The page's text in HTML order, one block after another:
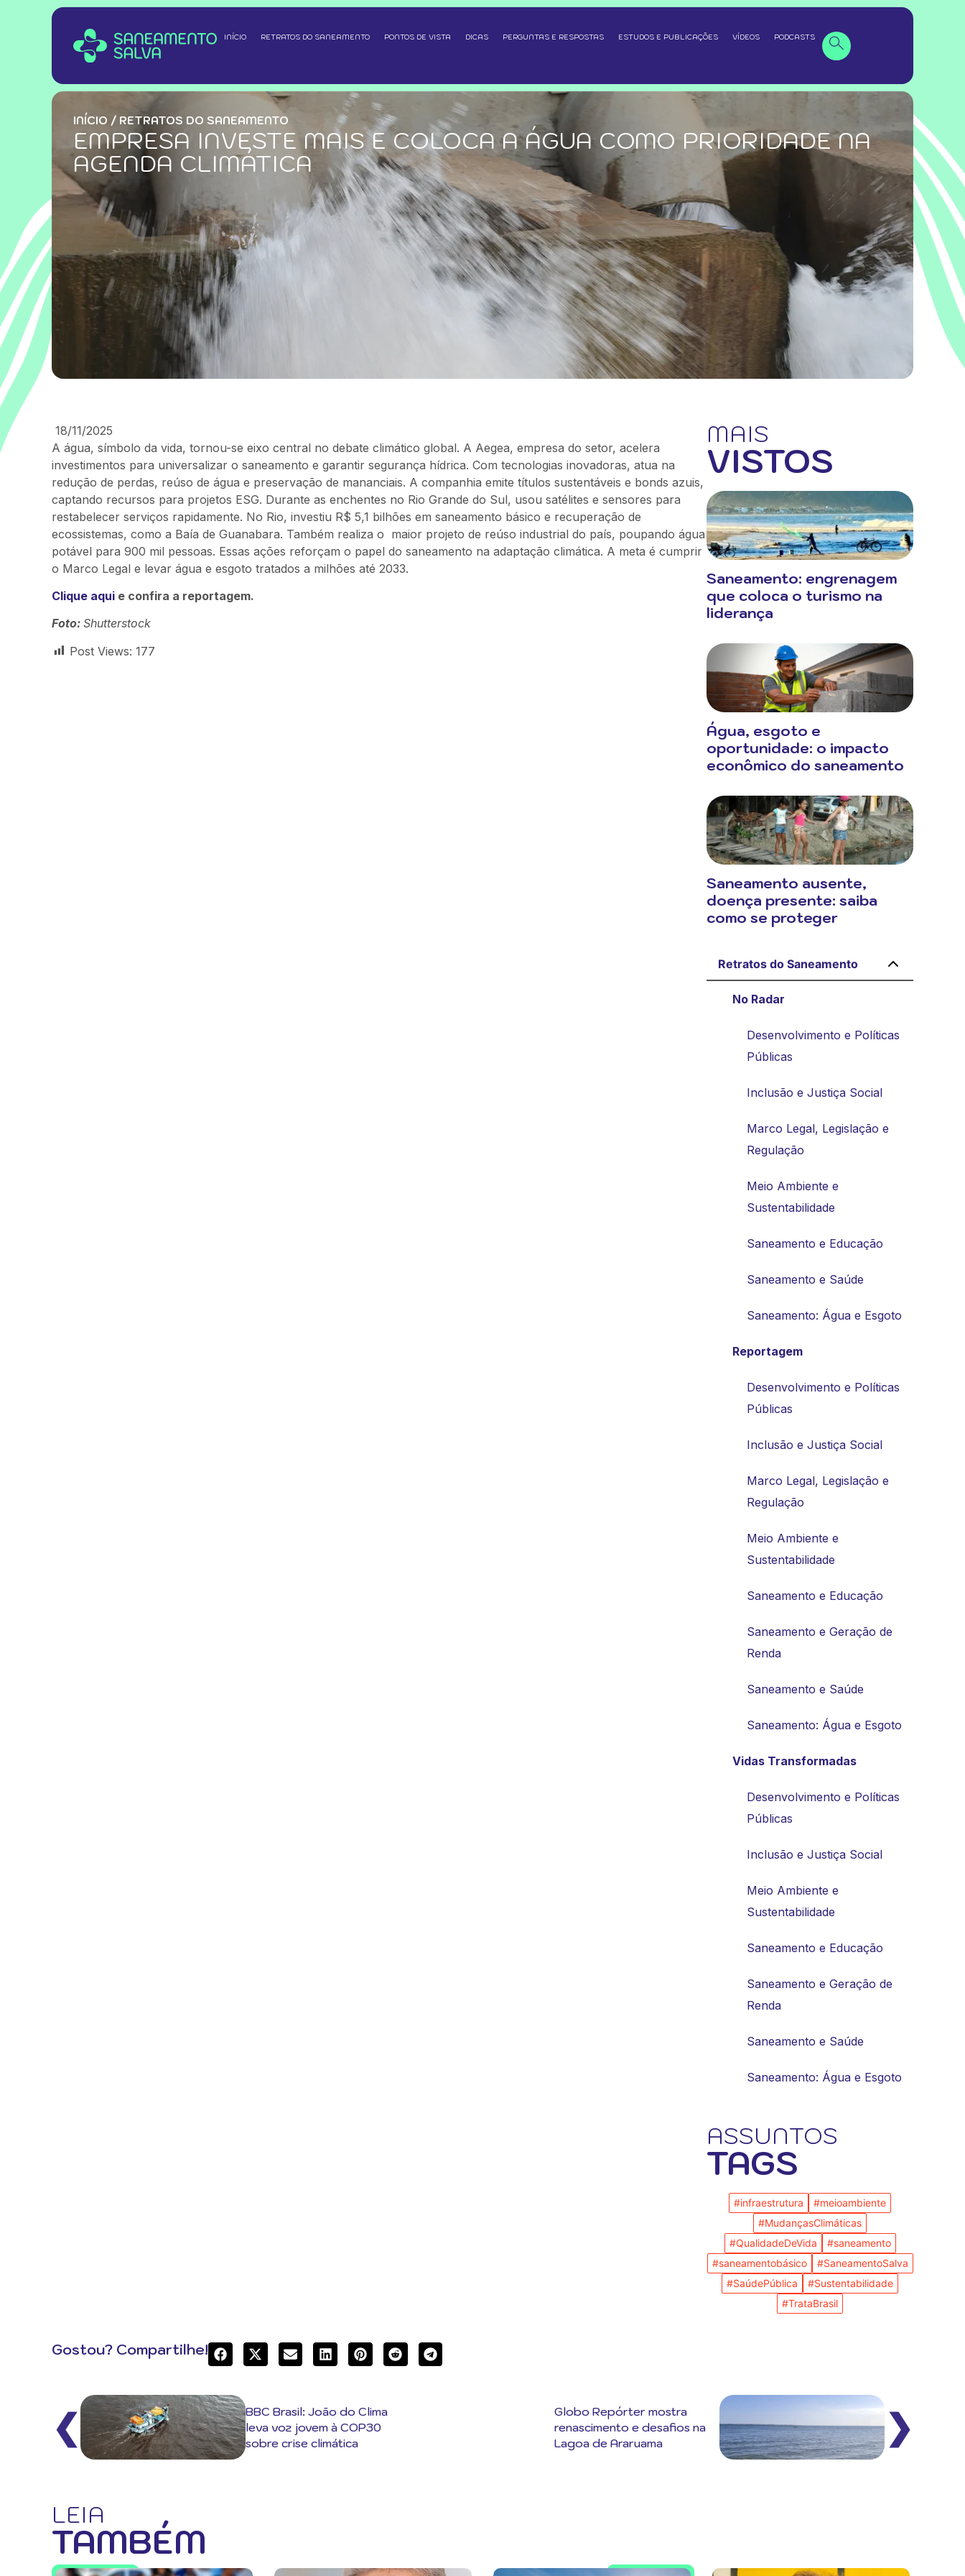
INÍCIO RETRATOS DO SANEAMENTO PONTOS DE VISTA DICAS PERGUNTAS E RESPOSTAS ESTUDOS E PUBLICAÇÕES VÍDEOS PODCASTS
INÍCIO / RETRATOS DO SANEAMENTO
EMPRESA INVESTE MAIS E COLOCA A ÁGUA COMO PRIORIDADE NA
AGENDA CLIMÁTICA
18/11/2025
A água, símbolo da vida, tornou-se eixo central no debate climático global. A Aegea, empresa do setor, acelera
investimentos para universalizar o saneamento e garantir segurança hídrica. Com tecnologias inovadoras, atua na
redução de perdas, reúso de água e preservação de mananciais. A companhia emite títulos sustentáveis e bonds azuis,
captando recursos para projetos ESG. Durante as enchentes no Rio Grande do Sul, usou satélites e sensores para
restabelecer serviços rapidamente. No Rio, investiu R$ 5,1 bilhões em saneamento básico e recuperação de
ecossistemas, como a Baía de Guanabara. Também realiza o maior projeto de reúso industrial do país, poupando água
potável para 900 mil pessoas. Essas ações reforçam o papel do saneamento na adaptação climática. A meta é cumprir
o Marco Legal e levar água e esgoto tratados a milhões até 2033.
Clique aqui e confira a reportagem.
Foto: Shutterstock
Post Views: 177
MAIS
VISTOS
Saneamento: engrenagem
que coloca o turismo na
liderança
Água, esgoto e
oportunidade: o impacto
econômico do saneamento
Saneamento ausente,
doença presente: saiba
como se proteger
Retratos do Saneamento
No Radar
Desenvolvimento e Políticas
Públicas
Inclusão e Justiça Social
Marco Legal, Legislação e
Regulação
Meio Ambiente e
Sustentabilidade
Saneamento e Educação
Saneamento e Saúde
Saneamento: Água e Esgoto
Reportagem
Desenvolvimento e Políticas
Públicas
Inclusão e Justiça Social
Marco Legal, Legislação e
Regulação
Meio Ambiente e
Sustentabilidade
Saneamento e Educação
Saneamento e Geração de
Renda
Saneamento e Saúde
Saneamento: Água e Esgoto
Vidas Transformadas
Desenvolvimento e Políticas
Públicas
Inclusão e Justiça Social
Meio Ambiente e
Sustentabilidade
Saneamento e Educação
Saneamento e Geração de
Renda
Saneamento e Saúde
Saneamento: Água e Esgoto
ASSUNTOS
TAGS
#infraestrutura
#meioambiente
#MudançasClimáticas
#QualidadeDeVida
#saneamento
#saneamentobásico
#SaneamentoSalva
#SaúdePública
#Sustentabilidade
#TrataBrasil
Gostou? Compartilhe!
❮
BBC Brasil: João do Clima
leva voz jovem à COP30
sobre crise climática
Globo Repórter mostra
renascimento e desafios na
Lagoa de Araruama
❯
LEIA
TAMBÉM